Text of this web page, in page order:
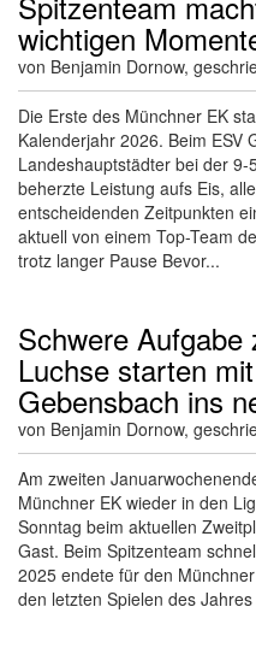
wichtigen
von Benjamin Dornow,
Die Erste des Münchner EK
Kalenderjahr 2026. Beim ESV
Landeshauptstädter bei der
beherzte Leistung aufs Eis,
entscheidenden Zeitpunkten
aktuell von einem Top-Team
trotz langer Pause Bevor...
Schwere
Luchse starten
Gebensbach ins
von Benjamin Dornow,
Am zweiten
Münchner EK wieder in den
Sonntag beim aktuellen
Gast. Beim Spitzenteam
2025 endete für den
den letzten Spielen des